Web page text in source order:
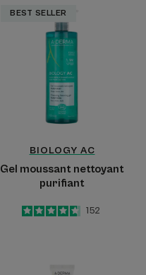
moussant
nettoyant
purifiant
BEST SELLER
BIOLOGY AC
Gel moussant nettoyant
purifiant
4.7
/5
152